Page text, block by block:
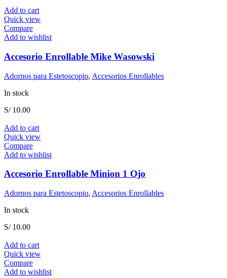
Add to cart
Quick view
Compare
Add to wishlist
Accesorio Enrollable Mike Wasowski
Adornos para Estetoscopio, Accesorios Enrollables
In stock
S/10.00
Add to cart
Quick view
Compare
Add to wishlist
Accesorio Enrollable Minion 1 Ojo
Adornos para Estetoscopio, Accesorios Enrollables
In stock
S/10.00
Add to cart
Quick view
Compare
Add to wishlist